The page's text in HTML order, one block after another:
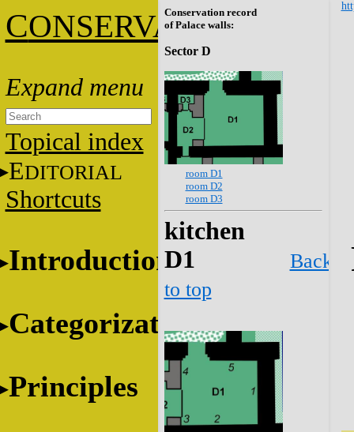
CONSERVATION
Topical index
EDITORIAL
Shortcuts
Introduction
Categorization
Principles
Conservation record
of Palace walls:
Sector D
room D1
room D2
room D3
kitchen
D1
Back
to top